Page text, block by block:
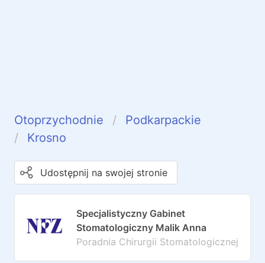
Otoprzychodnie
Podkarpackie
Krosno
Udostępnij na swojej stronie
Specjalistyczny Gabinet
Stomatologiczny Malik Anna
Poradnia Chirurgii Stomatologicznej